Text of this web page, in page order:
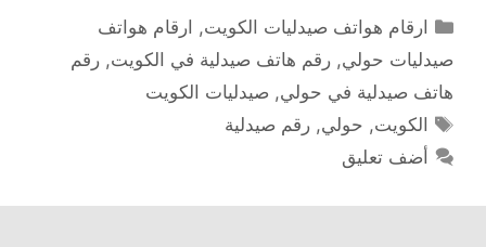
التصنيفات
ارقام هواتف صيدليات الكويت, ارقام هواتف
صيدليات حولي, رقم هاتف صيدلية في الكويت, رقم
هاتف صيدلية في حولي, صيدليات الكويت
الوسوم
الكويت, حولي,رقم صيدلية
أضف تعليق